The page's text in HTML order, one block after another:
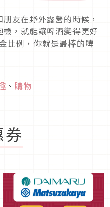
友在野外露營的時候，
，就能讓啤酒變得更好
比例，你就是最棒的啤
、 購物